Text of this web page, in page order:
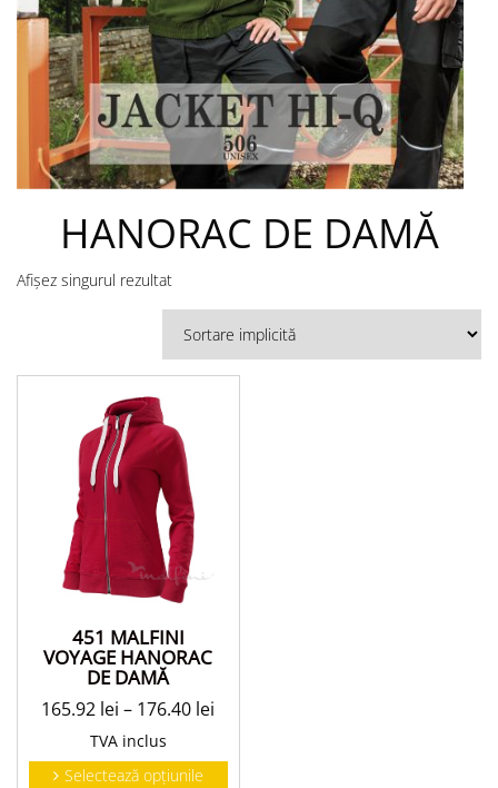
HANORAC DE DAMĂ
Afișez singurul rezultat
451 MALFINI
VOYAGE HANORAC
DE DAMĂ
165.92 lei – 176.40 lei
TVA inclus
Selectează opțiunile